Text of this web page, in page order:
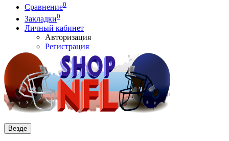
Сравнение0
Закладки0
Личный кабинет
Авторизация
Регистрация
Везде